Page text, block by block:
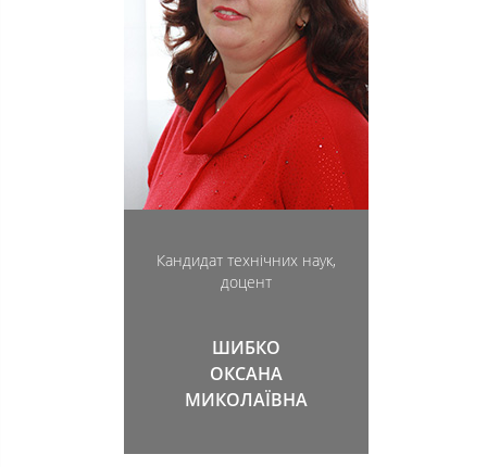
Кандидат технічних наук,
доцент
ШИБКО
ОКСАНА
МИКОЛАЇВНА